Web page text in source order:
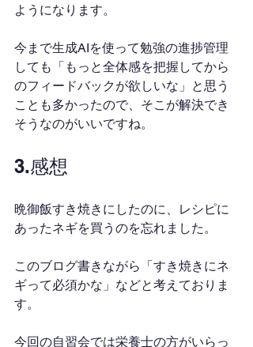
ようになります。
今まで生成AIを使って勉強の進捗管理
しても「もっと全体感を把握してから
のフィードバックが欲しいな」と思う
ことも多かったので、そこが解決でき
そうなのがいいですね。
3.感想
晩御飯すき焼きにしたのに、レシピに
あったネギを買うのを忘れました。
このブログ書きながら「すき焼きにネ
ギって必須かな」などと考えておりま
す。
今回の自習会では栄養士の方がいらっ